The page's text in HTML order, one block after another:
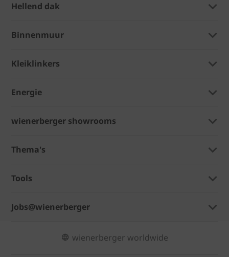
Hellend dak
Binnenmuur
Kleiklinkers
Energie
wienerberger showrooms
Thema's
Tools
Jobs@wienerberger
wienerberger worldwide